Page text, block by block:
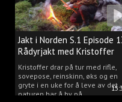
Jakt i Norden S.1 Episode
Rådyrjakt med Kristoffer
Clausen
Kristoffer drar på tur med rifle,
sovepose, reinskinn, øks og en
gryte i en uke for å leve av det
naturen har å by på.